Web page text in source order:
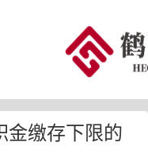
金缴存下限的